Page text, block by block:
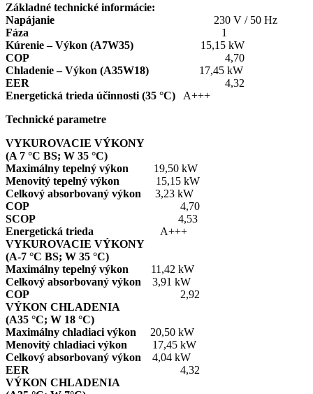
Základné technické informácie:
Napájanie
230 V / 50 Hz
Fáza 1
Kúrenie – Výkon (A7W35) 15,15 kW
COP 4,70
Chladenie – Výkon (A35W18) 17,45 kW
EER 4,32
Energetická trieda účinnosti (35 °C) A+++
Technické parametre
VYKUROVACIE VÝKONY
(A 7 °C BS; W 35 °C)
Maximálny tepelný výkon 19,50 kW
Menovitý tepelný výkon
15,15 kW
Celkový absorbovaný výkon 3,23 kW
COP 4,70
SCOP 4,53
Energetická trieda A+++
VYKUROVACIE VÝKONY
(A-7 °C BS; W 35 °C)
Maximálny tepelný výkon 11,42 kW
Celkový absorbovaný výkon 3,91 kW
COP 2,92
VÝKON CHLADENIA
(A35 °C; W 18 °C)
Maximálny chladiaci výkon
20,50 kW
Menovitý chladiaci výkon 17,45 kW
Celkový absorbovaný výkon 4,04 kW
EER 4,32
VÝKON CHLADENIA